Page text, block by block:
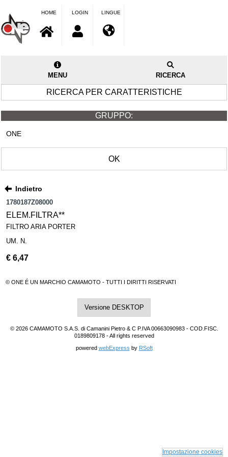
HOME LOGIN LINGUE
MENU RICERCA
RICERCA PER CARATTERISTICHE
GRUPPO:
ONE
OK
Indietro
1780187Z08000
ELEM.FILTRA**
FILTRO ARIA PORTER
UM. N.
€ 6,47
Impostazione cookies
© ONE É UN MARCHIO CAMAMOTO - TUTTI I DIRITTI RISERVATI
Versione DESKTOP
© 2026 CAMAMOTO S.A.S. di Camanini Pietro & C P.IVA 00663090983 - COD.FISC.
0189809178 - All rights reserved
powered webExpress by RSoft